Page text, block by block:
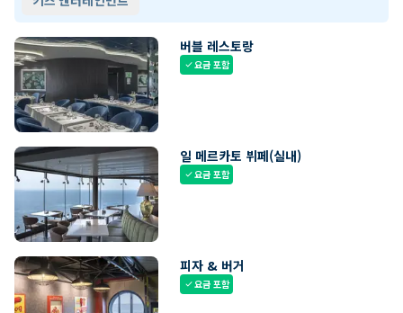
버블 레스토랑
check요금 포함
일 메르카토 뷔페(실내)
check요금 포함
피자 & 버거
check요금 포함